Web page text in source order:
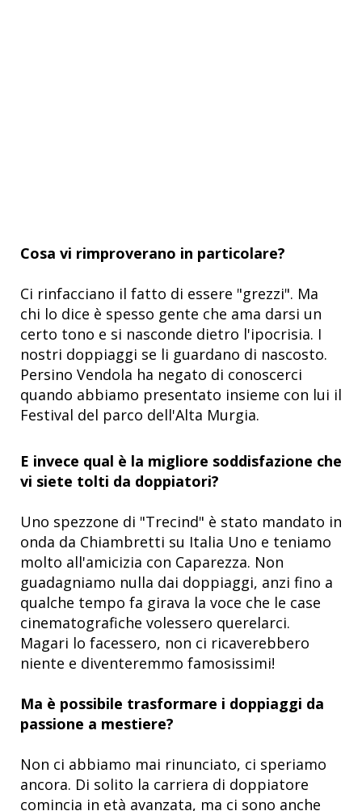
Cosa vi rimproverano in particolare?
Ci rinfacciano il fatto di essere "grezzi". Ma
chi lo dice è spesso gente che ama darsi un
certo tono e si nasconde dietro l'ipocrisia. I
nostri doppiaggi se li guardano di nascosto.
Persino Vendola ha negato di conoscerci
quando abbiamo presentato insieme con lui il
Festival del parco dell'Alta Murgia.
E invece qual è la migliore soddisfazione che
vi siete tolti da doppiatori?
Uno spezzone di "Trecind" è stato mandato in
onda da Chiambretti su Italia Uno e teniamo
molto all'amicizia con Caparezza. Non
guadagniamo nulla dai doppiaggi, anzi fino a
qualche tempo fa girava la voce che le case
cinematografiche volessero querelarci.
Magari lo facessero, non ci ricaverebbero
niente e diventeremmo famosissimi!
Ma è possibile trasformare i doppiaggi da
passione a mestiere?
Non ci abbiamo mai rinunciato, ci speriamo
ancora. Di solito la carriera di doppiatore
comincia in età avanzata, ma ci sono anche